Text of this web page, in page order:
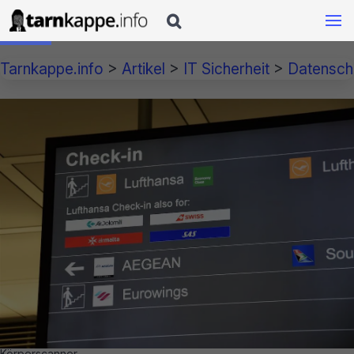

Tarnkappe.info > Artikel > IT Sicherheit >